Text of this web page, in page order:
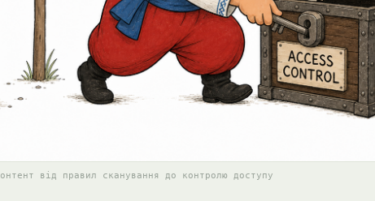
від правил сканування до контролю доступу